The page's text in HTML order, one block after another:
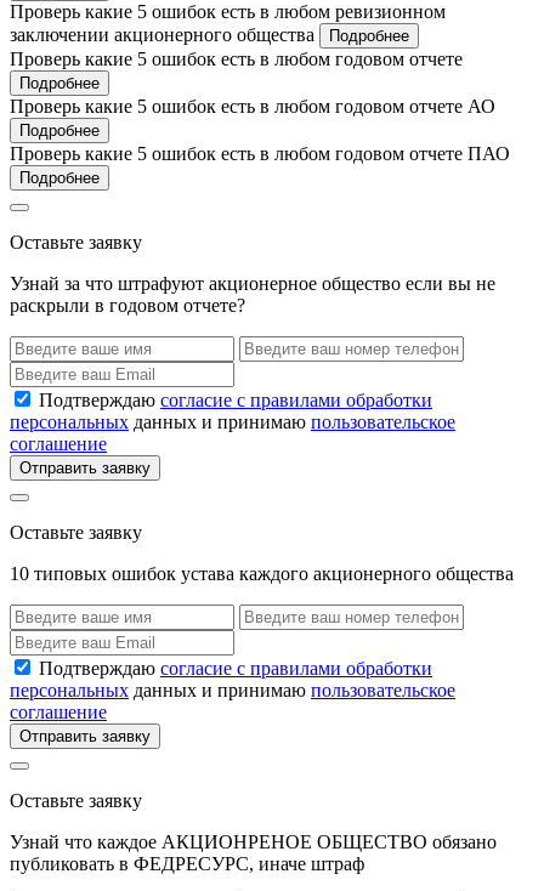
Проверь какие 5 ошибок есть в любом ревизионном
заключении акционерного общества
Подробнее
Проверь какие 5 ошибок есть в любом годовом отчете
Подробнее
Проверь какие 5 ошибок есть в любом годовом отчете АО
Подробнее
Проверь какие 5 ошибок есть в любом годовом отчете ПАО
Подробнее
Оставьте заявку
Узнай за что штрафуют акционерное общество если вы не
раскрыли в годовом отчете?
Подтверждаю согласие с правилами обработки
персональных данных и принимаю пользовательское
соглашение
Отправить заявку
Оставьте заявку
10 типовых ошибок устава каждого акционерного общества
Подтверждаю согласие с правилами обработки
персональных данных и принимаю пользовательское
соглашение
Отправить заявку
Оставьте заявку
Узнай что каждое АКЦИОНРЕНОЕ ОБЩЕСТВО обязано
публиковать в ФЕДРЕСУРС, иначе штраф